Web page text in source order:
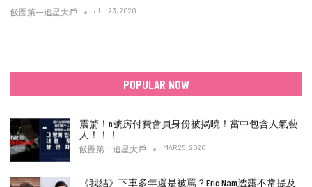
飯圈第一追星大戶 JUL 23, 2020
POPULAR NOW
震驚！n號房付費會員身份被揭曉！當中包含人氣藝
人！！！
飯圈第一追星大戶 MAR 25, 2020
《我結》下車多年還是被罵？Eric Nam透露不常提及